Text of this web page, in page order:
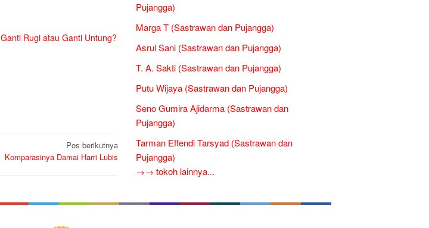
Ganti Rugi atau Ganti Untung?
Pos berikutnya
Komparasinya Damai Harri Lubis
Pujangga)
Marga T (Sastrawan dan Pujangga)
Asrul Sani (Sastrawan dan Pujangga)
T. A. Sakti (Sastrawan dan Pujangga)
Putu Wijaya (Sastrawan dan Pujangga)
Seno Gumira Ajidarma (Sastrawan dan
Pujangga)
Tarman Effendi Tarsyad (Sastrawan dan
Pujangga)
→→ tokoh lainnya...